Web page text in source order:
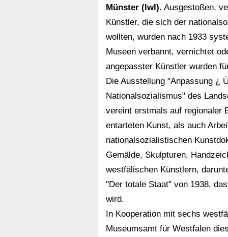
Münster (lwl). Ausgestoßen,
Künstler, die sich der
wollten, wurden nach 1933
Museen verbannt, vernichtet
angepasster Künstler wurden
Die Ausstellung "Anpassung ¿
Nationalsozialismus" des
vereint erstmals auf regionaler
entarteten Kunst, als auch
nationalsozialistischen
Gemälde, Skulpturen,
westfälischen Künstlern,
"Der totale Staat" von 1938,
wird.
In Kooperation mit sechs
Museumsamt für Westfalen